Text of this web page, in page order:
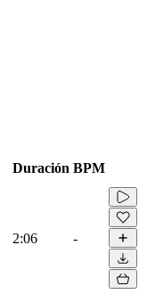
Duración BPM
2:06 -